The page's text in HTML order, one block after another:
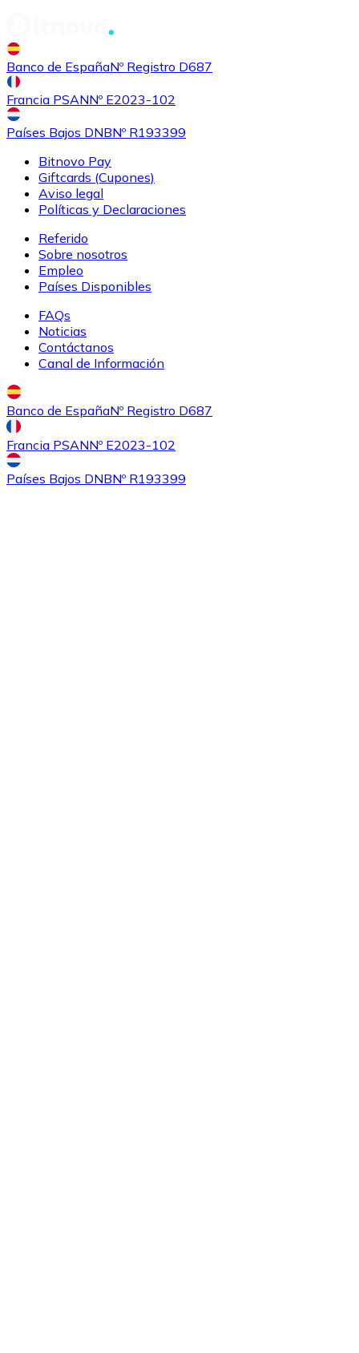
Comprar
SHIB
ComprarUniswap
UNI
Comprar
ETC
Banco de EspañaNº Registro D687
Francia PSANNº E2023-102
Países Bajos DNBNº R193399
Bitnovo Pay
Giftcards (Cupones)
Aviso legal
Políticas y Declaraciones
Referido
Sobre nosotros
Empleo
Países Disponibles
FAQs
Noticias
Contáctanos
Canal de Información
Banco de EspañaNº Registro D687
Francia PSANNº E2023-102
Países Bajos DNBNº R193399